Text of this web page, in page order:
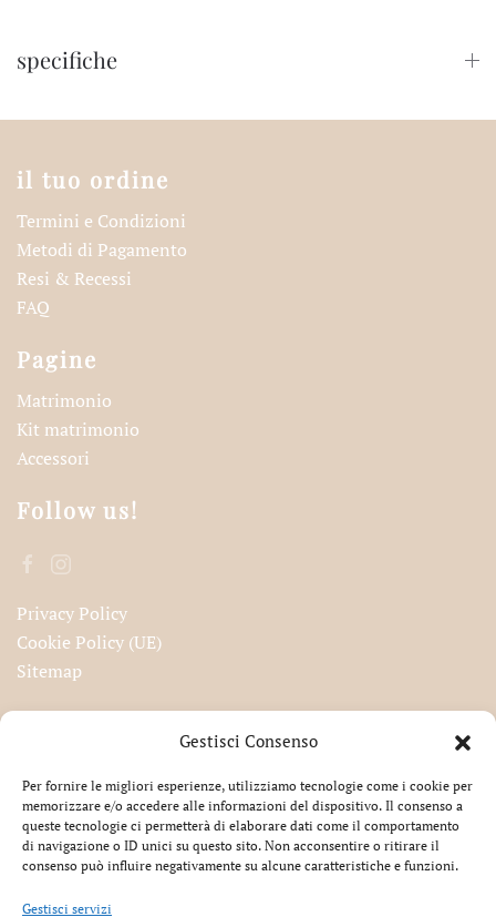
Gestisci Consenso
Per fornire le migliori esperienze, utilizziamo tecnologie come i cookie per
memorizzare e/o accedere alle informazioni del dispositivo. Il consenso a
queste tecnologie ci permetterà di elaborare dati come il comportamento
di navigazione o ID unici su questo sito. Non acconsentire o ritirare il
consenso può influire negativamente su alcune caratteristiche e funzioni.
Gestisci servizi
specifiche
il tuo ordine
Termini e Condizioni
Metodi di Pagamento
Resi & Recessi
FAQ
Pagine
Matrimonio
Kit matrimonio
Accessori
Follow us!
Privacy Policy
Cookie Policy (UE)
Sitemap
Accetto la privacy